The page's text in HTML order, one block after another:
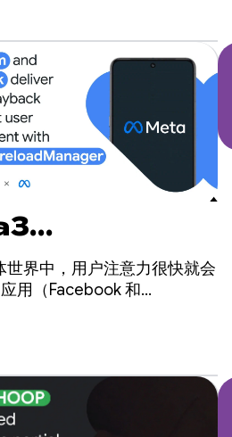
和 Facebook
实现即
户互动度
界中，用户注意力很快就会
用（Facebook 和
的社交平台之一，为全球数